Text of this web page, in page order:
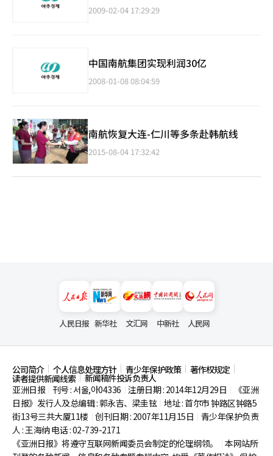
2009-02-04 17:29:29
中国南航集团实现利润30亿
2008-01-08 08:04:59
南航恢复大连-仁川等多条赴韩航线
2015-08-04 17:32:42
人民日报 新华社 文汇网 中新社 人民网
公司简介 个人信息处理方针 青少年保护政策 著作权规定
读者提供新闻线索
新闻稿件投诉负责人
亚洲日报
刊号 : 서울,아04336 注册日期 : 2014年12月29日
《亚洲
日报》发行人及总编辑 : 郭永吉、梁圭铉 地址 : 首尔市钟路区钟路5
街13号三共大厦11楼 创刊日期 : 2007年11月15日
青少年保护负责
人 : 王海纳 电话 : 02-739-2171
《亚洲日报》将遵守互联网新闻委员会制定的伦理纲领。
本网站所